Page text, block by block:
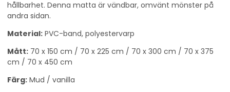
hållbarhet. Denna matta är vändbar, omvänt mönster på
andra sidan.
Material: PVC-band, polyestervarp
Mått: 70 x 150 cm / 70 x 225 cm / 70 x 300 cm / 70 x 375
cm / 70 x 450 cm
Färg: Mud / vanilla